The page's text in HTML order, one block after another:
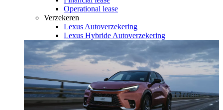
Operational lease
Verzekeren
Lexus Autoverzekering
Lexus Hybride Autoverzekering